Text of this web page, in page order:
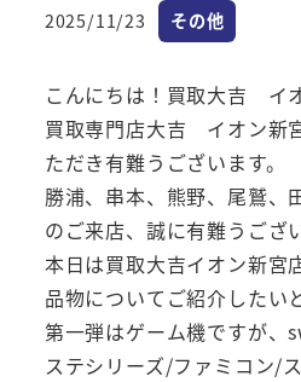
投稿日
2025/11/23 カテゴリー
その他
こんにちは！買取大吉 イ
買取専門店大吉 イオン新
ただき有難うございます。
勝浦、串本、熊野、尾鷲、
のご来店、誠に有難うござ
本日は買取大吉イオン新宮
品物についてご紹介したい
第一弾はゲーム機ですが
ステシリーズ/ファミコン/